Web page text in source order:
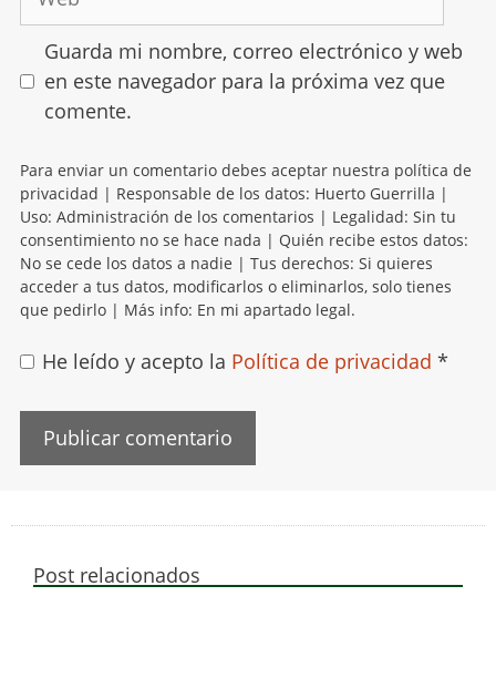
Guarda mi nombre, correo electrónico y web
en este navegador para la próxima vez que
comente.
Para enviar un comentario debes aceptar nuestra política de
privacidad | Responsable de los datos: Huerto Guerrilla |
Uso: Administración de los comentarios | Legalidad: Sin tu
consentimiento no se hace nada | Quién recibe estos datos:
No se cede los datos a nadie | Tus derechos: Si quieres
acceder a tus datos, modificarlos o eliminarlos, solo tienes
que pedirlo | Más info: En mi apartado legal.
He leído y acepto la Política de privacidad *
Post relacionados